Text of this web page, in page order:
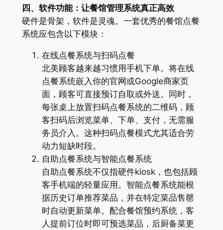
四、软件功能：让餐馆管理系统真正高效
硬件是骨架，软件是灵魂。一套优秀的餐馆点餐
系统应包含以下模块：
在线点餐系统与扫码点餐
北美顾客越来越习惯用手机下单。将在线
点餐系统嵌入你的官网或Google商家页
面，顾客可直接预订自取或外送。同时，
每张桌上放置扫码点餐系统的二维码，顾
客扫码后浏览菜单、下单、支付，无需服
务员介入。这种扫码点餐模式尤其适合劳
动力短缺时段。
自助点餐系统与智能点餐系统
自助点餐系统不仅指硬件kiosk，也包括顾
客手机端的轻量应用。智能点餐系统能根
据历史订单推荐菜品，并在特定菜品售罄
时自动更新菜单。配合餐馆预约系统，客
人提前订位时即可预选菜品，后厨备菜更